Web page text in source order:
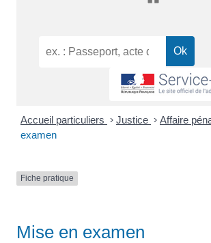
Accueil particuliers > Justice > Affaire
examen
Fiche pratique
Mise en examen